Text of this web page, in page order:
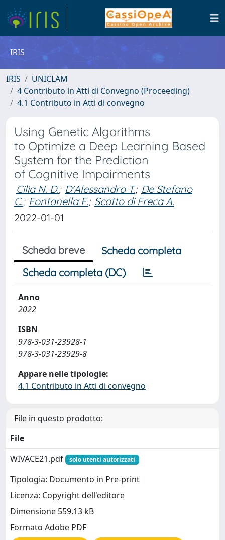
IRIS
IRIS
UNICLAM
4 Contributo in Atti di Convegno (Proceeding)
4.1 Contributo in Atti di convegno
Using Genetic Algorithms
to Optimize a Deep Learning Based
System for the Prediction
of Cognitive Impairments
Cilia N. D.; D'Alessandro T.; De Stefano
C.; Fontanella F.; Scotto di Freca A.
2022-01-01
Scheda breve
Scheda completa
Scheda completa (DC)
Anno
2022
ISBN
978-3-031-23928-1
978-3-031-23929-8
Appare nelle tipologie:
4.1 Contributo in Atti di convegno
File in questo prodotto:
File
WIVACE21.pdf
solo utenti autorizzati
Tipologia: Documento in Pre-print
Licenza: Copyright dell'editore
Dimensione 559.13 kB
Formato Adobe PDF